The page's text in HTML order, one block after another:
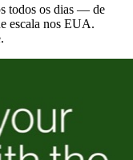
todos os dias — de
escala nos EUA.